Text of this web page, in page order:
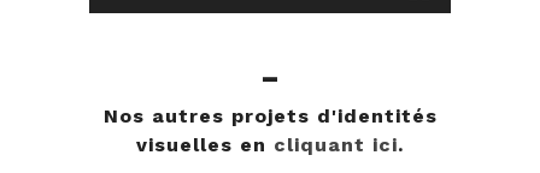
-
Nos autres projets d'identités
visuelles en cliquant ici.